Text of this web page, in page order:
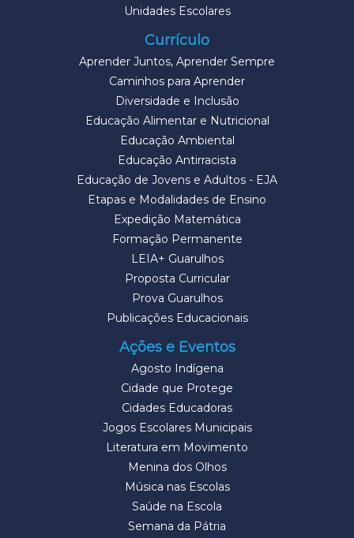
Unidades Escolares
Currículo
Aprender Juntos, Aprender Sempre
Caminhos para Aprender
Diversidade e Inclusão
Educação Alimentar e Nutricional
Educação Ambiental
Educação Antirracista
Educação de Jovens e Adultos - EJA
Etapas e Modalidades de Ensino
Expedição Matemática
Formação Permanente
LEIA+ Guarulhos
Proposta Curricular
Prova Guarulhos
Publicações Educacionais
Ações e Eventos
Agosto Indígena
Cidade que Protege
Cidades Educadoras
Jogos Escolares Municipais
Literatura em Movimento
Menina dos Olhos
Música nas Escolas
Saúde na Escola
Semana da Pátria